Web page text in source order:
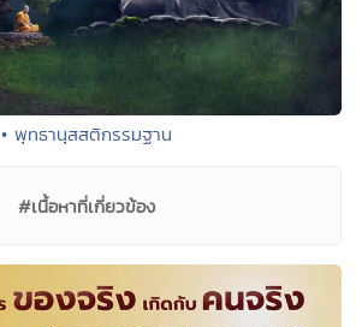
• พุทธานุสสติกรรมฐาน
#เนื้อหาที่เกี่ยวข้อง